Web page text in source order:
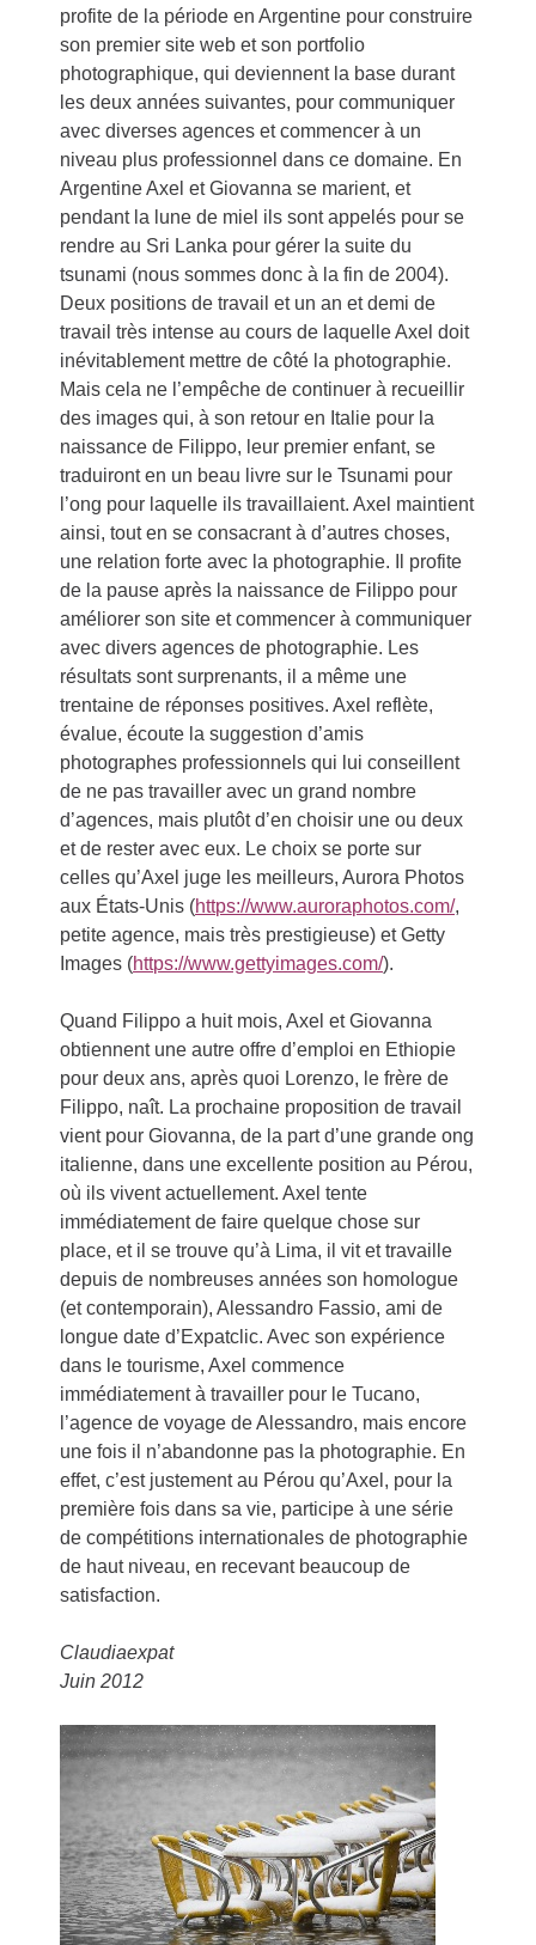
profite de la période en Argentine pour construire
son premier site web et son portfolio
photographique, qui deviennent la base durant
les deux années suivantes, pour communiquer
avec diverses agences et commencer à un
niveau plus professionnel dans ce domaine. En
Argentine Axel et Giovanna se marient, et
pendant la lune de miel ils sont appelés pour se
rendre au Sri Lanka pour gérer la suite du
tsunami (nous sommes donc à la fin de 2004).
Deux positions de travail et un an et demi de
travail très intense au cours de laquelle Axel doit
inévitablement mettre de côté la photographie.
Mais cela ne l’empêche de continuer à recueillir
des images qui, à son retour en Italie pour la
naissance de Filippo, leur premier enfant, se
traduiront en un beau livre sur le Tsunami pour
l’ong pour laquelle ils travaillaient. Axel maintient
ainsi, tout en se consacrant à d’autres choses,
une relation forte avec la photographie. Il profite
de la pause après la naissance de Filippo pour
améliorer son site et commencer à communiquer
avec divers agences de photographie. Les
résultats sont surprenants, il a même une
trentaine de réponses positives. Axel reflète,
évalue, écoute la suggestion d’amis
photographes professionnels qui lui conseillent
de ne pas travailler avec un grand nombre
d’agences, mais plutôt d’en choisir une ou deux
et de rester avec eux. Le choix se porte sur
celles qu’Axel juge les meilleurs, Aurora Photos
aux États-Unis (https://www.auroraphotos.com/,
petite agence, mais très prestigieuse) et Getty
Images (https://www.gettyimages.com/).
Quand Filippo a huit mois, Axel et Giovanna
obtiennent une autre offre d’emploi en Ethiopie
pour deux ans, après quoi Lorenzo, le frère de
Filippo, naît. La prochaine proposition de travail
vient pour Giovanna, de la part d’une grande ong
italienne, dans une excellente position au Pérou,
où ils vivent actuellement. Axel tente
immédiatement de faire quelque chose sur
place, et il se trouve qu’à Lima, il vit et travaille
depuis de nombreuses années son homologue
(et contemporain), Alessandro Fassio, ami de
longue date d’Expatclic. Avec son expérience
dans le tourisme, Axel commence
immédiatement à travailler pour le Tucano,
l’agence de voyage de Alessandro, mais encore
une fois il n’abandonne pas la photographie. En
effet, c’est justement au Pérou qu’Axel, pour la
première fois dans sa vie, participe à une série
de compétitions internationales de photographie
de haut niveau, en recevant beaucoup de
satisfaction.
Claudiaexpat
Juin 2012